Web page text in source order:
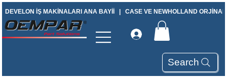
DEVELON İŞ MAKİNALARI ANA BAYİİ   |   CASE VE NEWHOLLAND
Search